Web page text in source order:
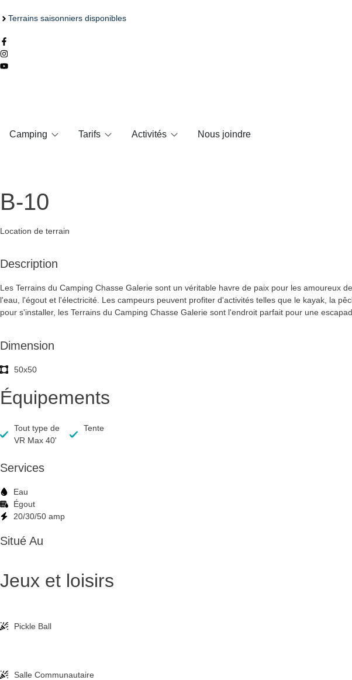
Terrains saisonniers disponibles
Camping Tarifs Activités Nous joindre
B-10
Location de terrain
Description
Les Terrains du Camping Chasse Galerie sont un véritable havre de paix pour les amoureux
l'eau, l'égout et l'électricité. Les campeurs peuvent profiter d'activités telles que le kayak, la
pour s'installer, les Terrains du Camping Chasse Galerie sont l'endroit parfait pour une
Dimension
50x50
Équipements
Tout type de
VR Max 40'
Tente
Services
Eau
Égout
20/30/50 amp
Situé Au
Jeux et loisirs
Pickle Ball
Salle Communautaire